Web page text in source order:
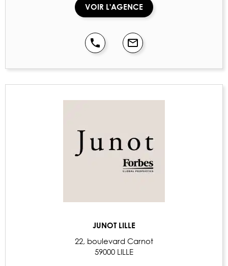
VOIR L'AGENCE
JUNOT LILLE
22, boulevard Carnot
59000 LILLE